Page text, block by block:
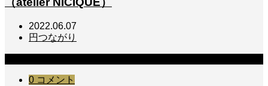
2022.06.07
円つながり
0 コメント